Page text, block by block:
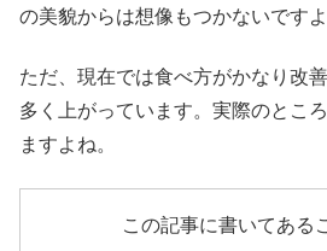
の美貌からは想像もつかないですよ
ただ、現在では食べ方がかなり改
多く上がっています。実際のとこ
ますよね。
この記事に書いてある